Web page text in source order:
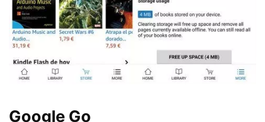
Google Go